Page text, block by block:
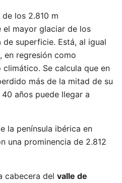
los 2.810 m
el mayor glaciar de los
de superficie. Está, al igual
en regresión como
Se calcula que en
más de la mitad de su
años puede llegar a
la península ibérica en
una prominencia de 2.812
cabecera del valle de